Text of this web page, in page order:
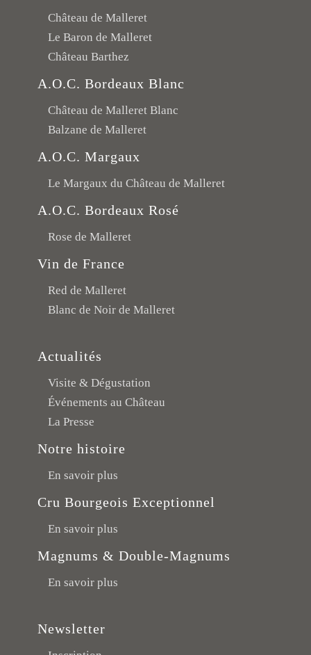
Château de Malleret
Le Baron de Malleret
Château Barthez
A.O.C. Bordeaux Blanc
Château de Malleret Blanc
Balzane de Malleret
A.O.C. Margaux
Le Margaux du Château de Malleret
A.O.C. Bordeaux Rosé
Rose de Malleret
Vin de France
Red de Malleret
Blanc de Noir de Malleret
Actualités
Visite & Dégustation
Événements au Château
La Presse
Notre histoire
En savoir plus
Cru Bourgeois Exceptionnel
En savoir plus
Magnums & Double-Magnums
En savoir plus
Newsletter